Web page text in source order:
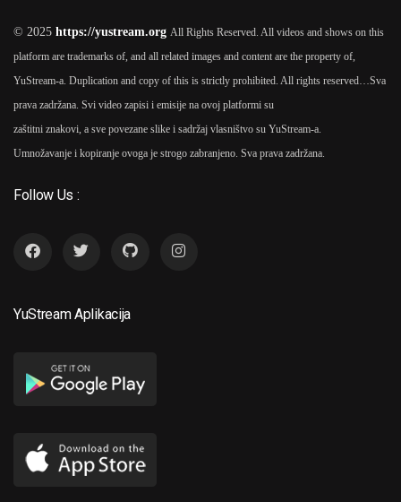
© 2025 https://yustream.org All Rights Reserved. All videos and shows on this
platform are trademarks of, and all related images and content are the property of,
YuStream-a. Duplication and copy of this is strictly prohibited. All rights reserved… Sva
prava zadržana. Svi video zapisi i emisije na ovoj platformi su
zaštitni znakovi, a sve povezane slike i sadržaj vlasništvo su YuStream-a.
Umnožavanje i kopiranje ovoga je strogo zabranjeno. Sva prava zadržana.
Follow Us :
YuStream Aplikacija